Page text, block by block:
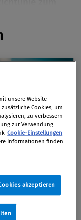
im Jänner
how-
ist.
Praxis
wären
unsere Website
Cookies, um
zu verbessern
zur Verwendung
Cookie-Einstellungen
Informationen finden
akzeptieren